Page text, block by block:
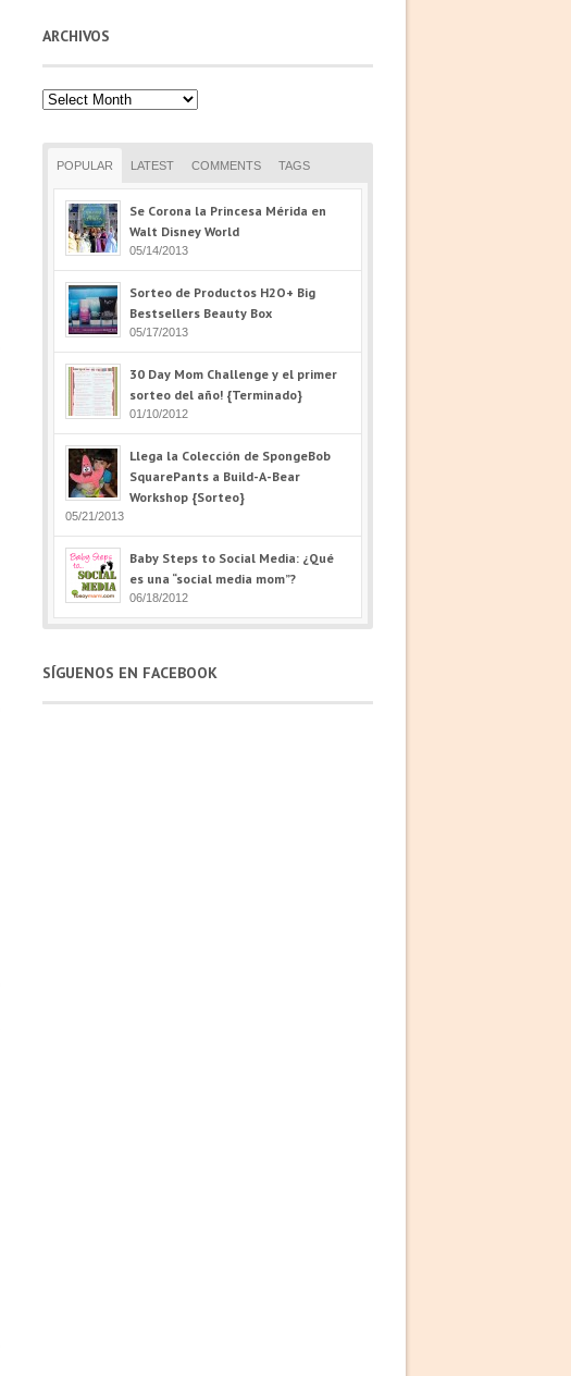
ARCHIVOS
Archivos
POPULAR LATEST COMMENTS TAGS
Se Corona la Princesa Mérida en
Walt Disney World
05/14/2013
Sorteo de Productos H2O+ Big
Bestsellers Beauty Box
05/17/2013
30 Day Mom Challenge y el primer
sorteo del año! {Terminado}
01/10/2012
Llega la Colección de SpongeBob
SquarePants a Build-A-Bear
Workshop {Sorteo}
05/21/2013
Baby Steps to Social Media: ¿Qué
es una “social media mom”?
06/18/2012
SÍGUENOS EN FACEBOOK